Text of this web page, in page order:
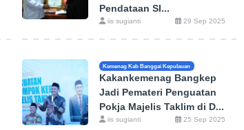
Pendataan SI...
iis sugianti 29 Sep 2025
Kemenag Kab Banggai Kepulauan
Kakankemenag Bangkep
Jadi Pemateri Penguatan
Pokja Majelis Taklim di D...
iis sugianti 25 Sep 2025